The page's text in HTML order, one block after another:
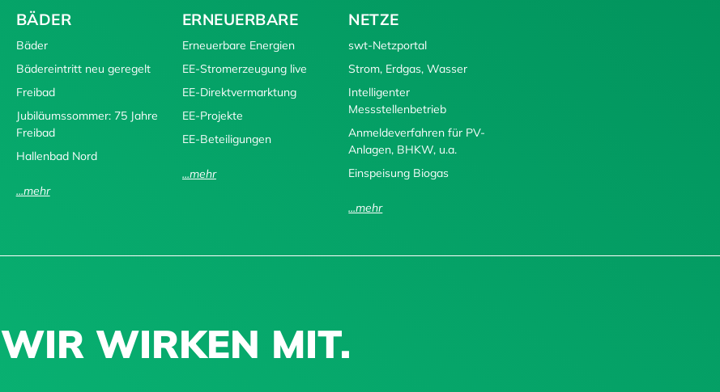
BÄDER
Bäder
Bädereintritt neu geregelt
Freibad
Jubiläumssommer: 75 Jahre
Freibad
Hallenbad Nord
...mehr
ERNEUERBARE
Erneuerbare Energien
EE-Stromerzeugung live
EE-Direktvermarktung
EE-Projekte
EE-Beteiligungen
...mehr
NETZE
swt-Netzportal
Strom, Erdgas, Wasser
Intelligenter
Messstellenbetrieb
Anmeldeverfahren für PV-
Anlagen, BHKW, u.a.
Einspeisung Biogas
...mehr
WIR WIRKEN MIT.